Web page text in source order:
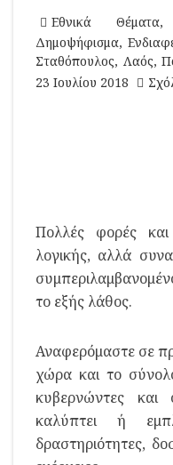
Εθνικά Θέματα
Δημοψήφισμα,
Σταθόπουλος, Λαός,
23 Ιουλίου 2018
Πολλές φορές και
λογικής, αλλά
το εξής λάθος.
Αναφερόμαστε σε
χώρα και το
κυβερνώντες και
καλύπτει ή
δραστηριότητες,